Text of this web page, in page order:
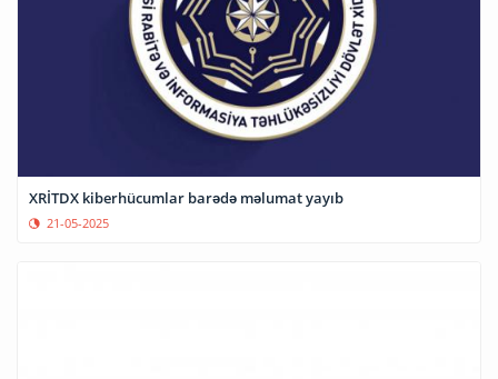
XRİTDX kiberhücumlar barədə məlumat yayıb
21-05-2025